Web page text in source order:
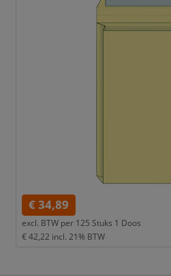
€ 34,89
excl. BTW per 125 Stuks 1 Doos
€ 42,22 incl. 21% BTW